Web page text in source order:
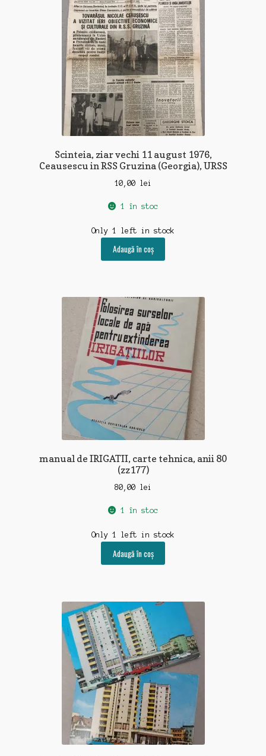
Scinteia, ziar vechi 11 august 1976,
Ceausescu in RSS Gruzina (Georgia), URSS
10,00 lei
1 în stoc
Only 1 left in stock
Adaugă în coș
manual de IRIGATII, carte tehnica, anii 80
(zz177)
80,00 lei
1 în stoc
Only 1 left in stock
Adaugă în coș